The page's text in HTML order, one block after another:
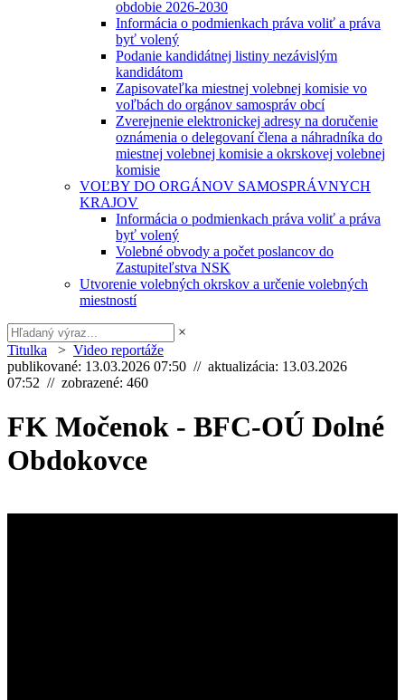
obdobie 2026-2030
Informácia o podmienkach práva voliť a práva
byť volený
Podanie kandidátnej listiny nezávislým
kandidátom
Zapisovateľka miestnej volebnej komisie vo
voľbách do orgánov samospráv obcí
Zverejnenie elektronickej adresy na doručenie
oznámenia o delegovaní člena a náhradníka do
miestnej volebnej komisie a okrskovej volebnej
komisie
VOĽBY DO ORGÁNOV SAMOSPRÁVNYCH
KRAJOV
Informácia o podmienkach práva voliť a práva
byť volený
Volebné obvody a počet poslancov do
Zastupiteľstva NSK
Utvorenie volebných okrskov a určenie volebných
miestností
×
Titulka > Video reportáže
publikované: 13.03.2026 07:50 // aktualizácia: 13.03.2026
07:52 // zobrazené: 460
FK Močenok - BFC-OÚ Dolné
Obdokovce